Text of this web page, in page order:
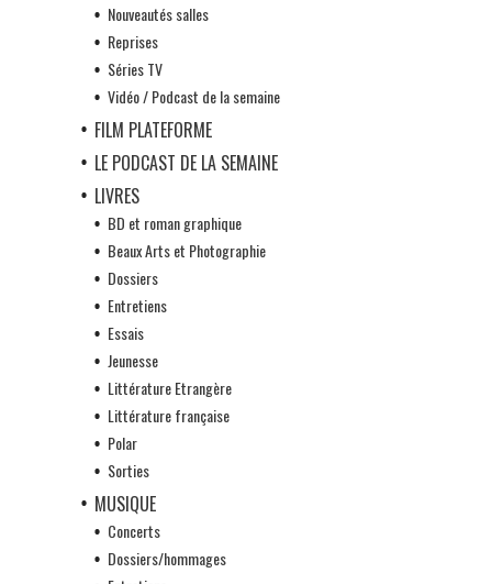
Nouveautés salles
Reprises
Séries TV
Vidéo / Podcast de la semaine
FILM PLATEFORME
LE PODCAST DE LA SEMAINE
LIVRES
BD et roman graphique
Beaux Arts et Photographie
Dossiers
Entretiens
Essais
Jeunesse
Littérature Etrangère
Littérature française
Polar
Sorties
MUSIQUE
Concerts
Dossiers/hommages